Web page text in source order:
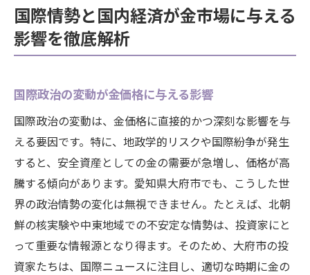
国際情勢と国内経済が金市場に与える
影響を徹底解析
国際政治の変動が金価格に与える影響
国際政治の変動は、金価格に直接的かつ深刻な影響を与
える要因です。特に、地政学的リスクや国際紛争が発生
すると、安全資産としての金の需要が急増し、価格が高
騰する傾向があります。愛知県大府市でも、こうした世
界の政治情勢の変化は無視できません。たとえば、北朝
鮮の核実験や中東地域での不安定な情勢は、投資家にと
って重要な情報源となり得ます。そのため、大府市の投
資家たちは、国際ニュースに注目し、適切な時期に金の